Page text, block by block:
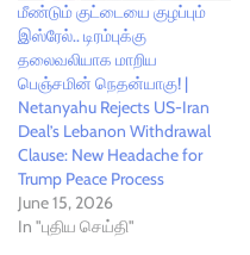
மீண்டும் குட்டையை குழப்பும்
இஸ்ரேல்.. டிரம்புக்கு
தலைவலியாக மாறிய
பெஞ்சமின் நெதன்யாகு! |
Netanyahu Rejects US-Iran
Deal’s Lebanon Withdrawal
Clause: New Headache for
Trump Peace Process
June 15, 2026
In "புதிய செய்தி"